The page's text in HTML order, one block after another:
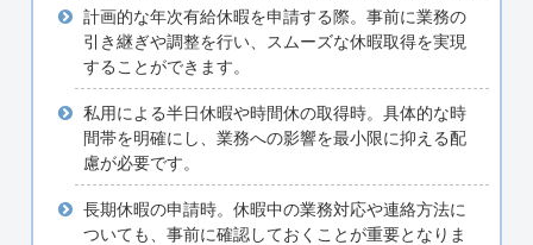
計画的な年次有給休暇を申請する際。事前に業務の
引き継ぎや調整を行い、スムーズな休暇取得を実現
することができます。
私用による半日休暇や時間休の取得時。具体的な時
間帯を明確にし、業務への影響を最小限に抑える配
慮が必要です。
長期休暇の申請時。休暇中の業務対応や連絡方法に
ついても、事前に確認しておくことが重要となりま